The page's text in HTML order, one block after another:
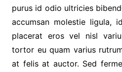
purus id odio ultricies
accumsan molestie ligula,
placerat eros vel nisl
tortor eu quam varius
at felis at auctor. Sed